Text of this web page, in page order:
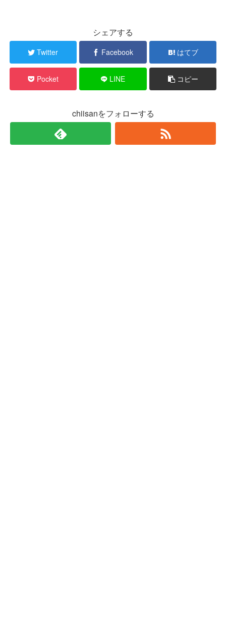
シェアする
Twitter Facebook はてブ
Pocket LINE コピー
chiisanをフォローする